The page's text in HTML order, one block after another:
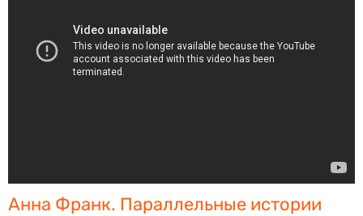
Анна Франк. Параллельные истории